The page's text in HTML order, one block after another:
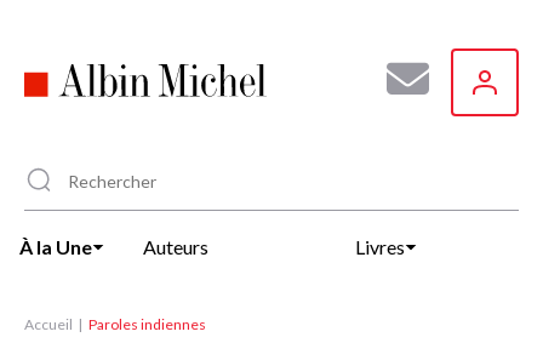
principal
À la Une Auteurs Livres
Accueil Paroles indiennes